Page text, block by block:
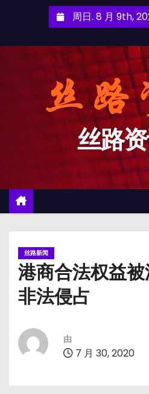
周日. 8 月 9th,
丝路
丝路新闻
港商合法权益
非法侵占
由
7 月 30, 2020